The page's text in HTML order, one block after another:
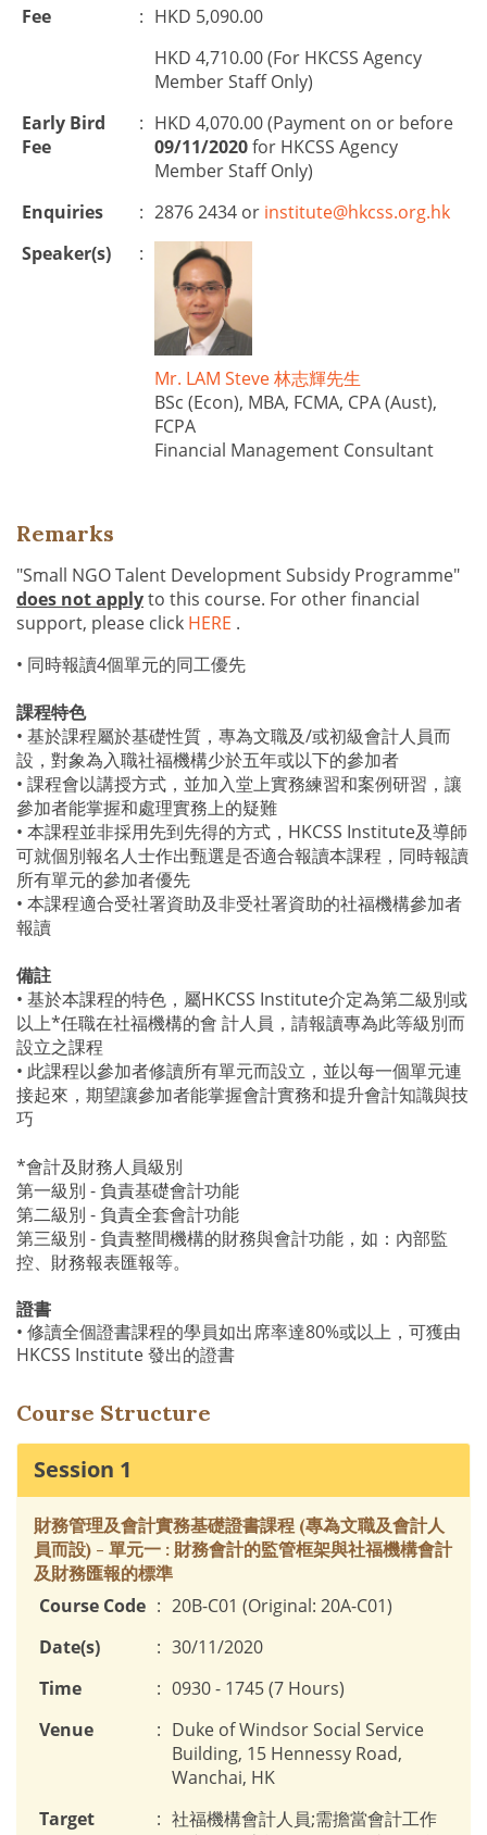
Fee
: HKD 5,090.00
HKD 4,710.00 (For HKCSS Agency
Member Staff Only)
Early Bird
Fee
: HKD 4,070.00 (Payment on or before
09/11/2020for HKCSS Agency
Member Staff Only)
Enquiries
: 2876 2434 or institute@hkcss.org.hk
Speaker(s)
:
Mr. LAM Steve 林志輝先生
BSc (Econ), MBA, FCMA, CPA (Aust),
FCPA
Financial Management Consultant
Remarks
"Small NGO Talent Development Subsidy Programme"
does not applyto this course. For other financial
support, please click HERE .
• 同時報讀4個單元的同工優先
課程特色
• 基於課程屬於基礎性質，專為文職及/或初級會計人員而
設，對象為入職社福機構少於五年或以下的參加者
• 課程會以講授方式，並加入堂上實務練習和案例研習，讓
參加者能掌握和處理實務上的疑難
• 本課程並非採用先到先得的方式，HKCSS Institute及導師
可就個別報名人士作出甄選是否適合報讀本課程，同時報讀
所有單元的參加者優先
• 本課程適合受社署資助及非受社署資助的社福機構參加者
報讀
備註
• 基於本課程的特色，屬HKCSS Institute介定為第二級別或
以上*任職在社福機構的會 計人員，請報讀專為此等級別而
設立之課程
• 此課程以參加者修讀所有單元而設立，並以每一個單元連
接起來，期望讓參加者能掌握會計實務和提升會計知識與技
巧
*會計及財務人員級別
第一級別 - 負責基礎會計功能
第二級別 - 負責全套會計功能
第三級別 - 負責整間機構的財務與會計功能，如：內部監
控、財務報表匯報等。
證書
• 修讀全個證書課程的學員如出席率達80%或以上，可獲由
HKCSS Institute發出的證書
Course Structure
Session 1
財務管理及會計實務基礎證書課程 (專為文職及會計人
員而設) - 單元一 : 財務會計的監管框架與社福機構會計
及財務匯報的標準
Course Code : 20B-C01 (Original: 20A-C01)
Date(s)
: 30/11/2020
Time
: 0930 - 1745 (7 Hours)
Venue
: Duke of Windsor Social Service
Building, 15 Hennessy Road,
Wanchai, HK
Target
: 社福機構會計人員;需擔當會計工作